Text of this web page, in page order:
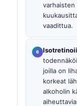
vaadittua.
joilla on
korkeat
alkoholin